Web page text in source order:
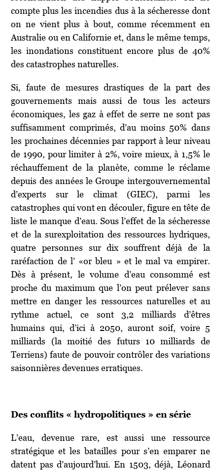
compte plus les incendies dus à la sécheresse dont
on ne vient plus à bout, comme récemment en
Australie ou en Californie et, dans le même temps,
les inondations constituent encore plus de 40%
des catastrophes naturelles.
Si, faute de mesures drastiques de la part des
gouvernements mais aussi de tous les acteurs
économiques, les gaz à effet de serre ne sont pas
suffisamment comprimés, d’au moins 50% dans
les prochaines décennies par rapport à leur niveau
de 1990, pour limiter à 2%, voire mieux, à 1,5% le
réchauffement de la planète, comme le réclame
depuis des années le Groupe intergouvernemental
d’experts sur le climat (GIEC), parmi les
catastrophes qui vont en découler, figure en tête de
liste le manque d’eau. Sous l’effet de la sécheresse
et de la surexploitation des ressources hydriques,
quatre personnes sur dix souffrent déjà de la
raréfaction de l’ «or bleu » et le mal va empirer.
Dès à présent, le volume d’eau consommé est
proche du maximum que l’on peut prélever sans
mettre en danger les ressources naturelles et au
rythme actuel, ce sont 3,2 milliards d’êtres
humains qui, d’ici à 2050, auront soif, voire 5
milliards (la moitié des futurs 10 milliards de
Terriens) faute de pouvoir contrôler des variations
saisonnières devenues erratiques.
Des conflits « hydropolitiques » en série
L’eau, devenue rare, est aussi une ressource
stratégique et les batailles pour s’en emparer ne
datent pas d’aujourd’hui. En 1503, déjà, Léonard